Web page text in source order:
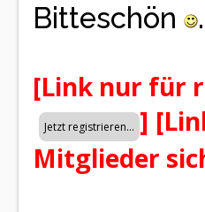
Bitteschön .
[Link nur für
]
Mitglieder